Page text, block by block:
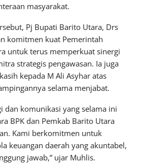
masyarakat.
Pj Bupati Barito Utara, Drs
komitmen kuat Pemerintah
untuk terus memperkuat sinergi
strategis pengawasan. Ia juga
kepada M Ali Asyhar atas
selama menjabat.
dan komunikasi yang selama ini
BPK dan Pemkab Barito Utara
Kami berkomitmen untuk
keuangan daerah yang akuntabel,
jawab,” ujar Muhlis.